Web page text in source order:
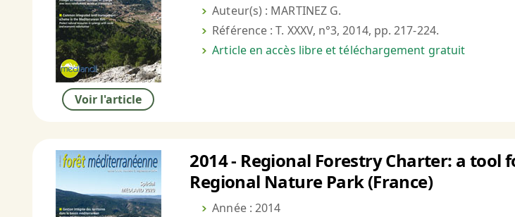
Voir l'article
Auteur(s) : MARTINEZ G.
Référence : T. XXXV, n°3, 2014, pp. 217-224.
Article en accès libre et téléchargement gratuit
2014 - Regional Forestry Charter: a
Regional Nature Park (France)
Année : 2014